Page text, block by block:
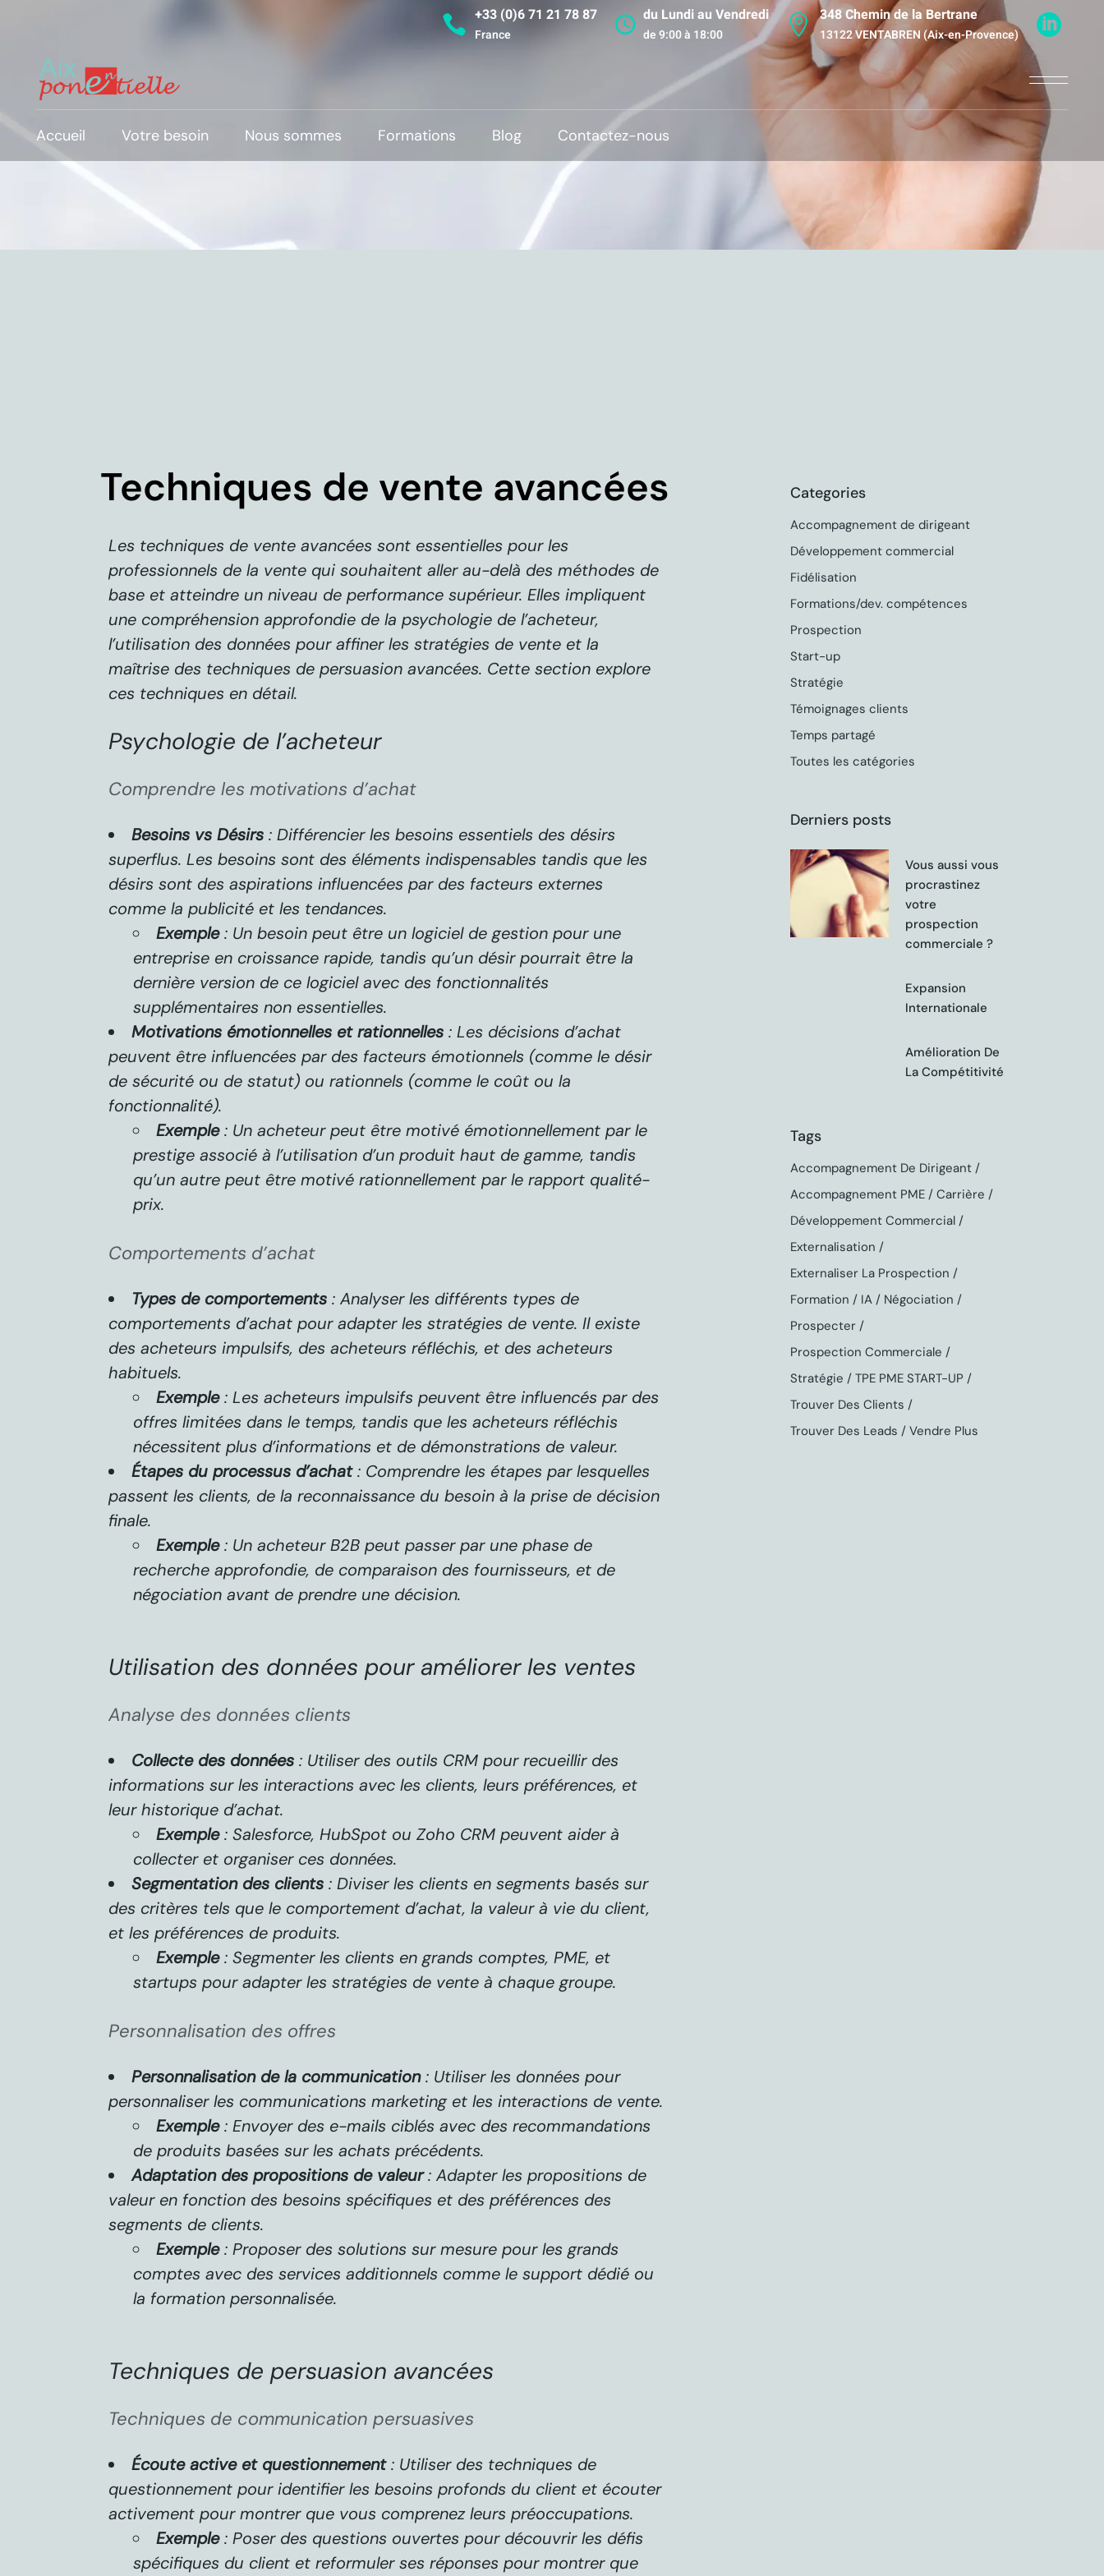
+33 (0)6 71 21 78 87
France
du Lundi au Vendredi
de 9:00 à 18:00
348 Chemin de la Bertrane
13122 VENTABREN (Aix-en-Provence)
Accueil Votre besoin
Pérenniser et/ou réinventer mon
Nous sommes Formations Blog Contactez-nous
Techniques de vente avancées
Les techniques de vente avancées sont essentielles pour les
professionnels de la vente qui souhaitent aller au-delà des méthodes de
base et atteindre un niveau de performance supérieur. Elles impliquent
une compréhension approfondie de la psychologie de l’acheteur,
l’utilisation des données pour affiner les stratégies de vente et la
maîtrise des techniques de persuasion avancées. Cette section explore
ces techniques en détail.
Psychologie de l’acheteur
Comprendre les motivations d’achat
Besoins vs Désirs : Différencier les besoins essentiels des désirs
superflus. Les besoins sont des éléments indispensables tandis que les
désirs sont des aspirations influencées par des facteurs externes
comme la publicité et les tendances.
Exemple: Un besoin peut être un logiciel de gestion pour une
entreprise en croissance rapide, tandis qu’un désir pourrait être la
dernière version de ce logiciel avec des fonctionnalités
supplémentaires non essentielles.
Motivations émotionnelles et rationnelles : Les décisions d’achat
peuvent être influencées par des facteurs émotionnels (comme le désir
de sécurité ou de statut) ou rationnels (comme le coût ou la
fonctionnalité).
Exemple: Un acheteur peut être motivé émotionnellement par le
prestige associé à l’utilisation d’un produit haut de gamme, tandis
qu’un autre peut être motivé rationnellement par le rapport qualité-
prix.
Comportements d’achat
Types de comportements : Analyser les différents types de
comportements d’achat pour adapter les stratégies de vente. Il existe
des acheteurs impulsifs, des acheteurs réfléchis, et des acheteurs
habituels.
Exemple: Les acheteurs impulsifs peuvent être influencés par des
offres limitées dans le temps, tandis que les acheteurs réfléchis
nécessitent plus d’informations et de démonstrations de valeur.
Étapes du processus d’achat: Comprendre les étapes par lesquelles
passent les clients, de la reconnaissance du besoin à la prise de décision
finale.
Exemple: Un acheteur B2B peut passer par une phase de
recherche approfondie, de comparaison des fournisseurs, et de
négociation avant de prendre une décision.
Utilisation des données pour améliorer les ventes
Analyse des données clients
Collecte des données : Utiliser des outils CRM pour recueillir des
informations sur les interactions avec les clients, leurs préférences, et
leur historique d’achat.
Exemple: Salesforce, HubSpot ou Zoho CRM peuvent aider à
collecter et organiser ces données.
Segmentation des clients : Diviser les clients en segments basés sur
des critères tels que le comportement d’achat, la valeur à vie du client,
et les préférences de produits.
Exemple: Segmenter les clients en grands comptes, PME, et
startups pour adapter les stratégies de vente à chaque groupe.
Personnalisation des offres
Personnalisation de la communication: Utiliser les données pour
personnaliser les communications marketing et les interactions de vente.
Exemple: Envoyer des e-mails ciblés avec des recommandations
de produits basées sur les achats précédents.
Adaptation des propositions de valeur: Adapter les propositions de
valeur en fonction des besoins spécifiques et des préférences des
segments de clients.
Exemple: Proposer des solutions sur mesure pour les grands
comptes avec des services additionnels comme le support dédié ou
la formation personnalisée.
Techniques de persuasion avancées
Techniques de communication persuasives
Écoute active et questionnement: Utiliser des techniques de
questionnement pour identifier les besoins profonds du client et écouter
activement pour montrer que vous comprenez leurs préoccupations.
Exemple: Poser des questions ouvertes pour découvrir les défis
spécifiques du client et reformuler ses réponses pour montrer que
Categories
Accompagnement de dirigeant
Développement commercial
Fidélisation
Formations/dev. compétences
Prospection
Start-up
Stratégie
Témoignages clients
Temps partagé
Toutes les catégories
Derniers posts
Vous aussi vous
procrastinez
votre
prospection
commerciale ?
Expansion
Internationale
Amélioration De
La Compétitivité
Tags
Accompagnement De Dirigeant
Accompagnement PME
Carrière
Développement Commercial
Externalisation
Externaliser La Prospection
Formation
IA
Négociation
Prospecter
Prospection Commerciale
Stratégie
TPE PME START-UP
Trouver Des Clients
Trouver Des Leads
Vendre Plus